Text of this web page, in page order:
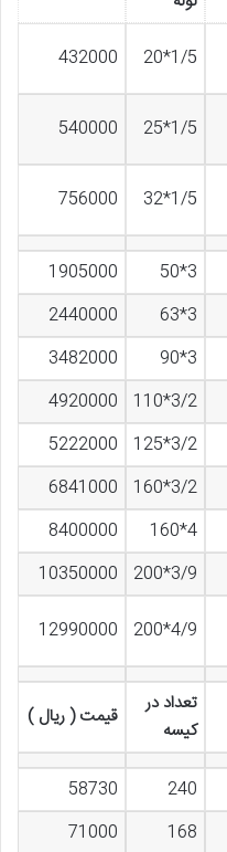
1/5*20
432000
1/5*25
540000
1/5*32
756000
3*50
1905000
3*63
2440000
3*90
3482000
3/2*110
4920000
3/2*125
5222000
3/2*160
6841000
4*160
8400000
3/9*200
10350000
4/9*200
12990000
تعداد در
کیسه
قیمت ( ریال )
240
58730
168
71000